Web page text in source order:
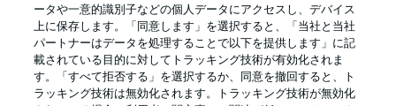
ータや一意的識別子などの個人データにアクセスし、デバイス
上に保存します。「同意します」を選択すると、「当社と当社
パートナーはデータを処理することで以下を提供します」に記
載されている目的に対してトラッキング技術が有効化されま
す。「すべて拒否する」を選択するか、同意を撤回すると、ト
ラッキング技術は無効化されます。トラッキング技術が無効化